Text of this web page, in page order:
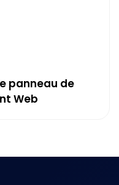
panneau de
Web